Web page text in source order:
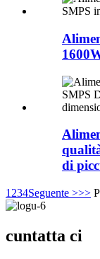
di
1 234Seguente >>>
cuntatta ci